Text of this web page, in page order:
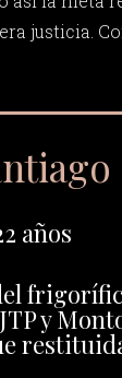
justicia.
años
y